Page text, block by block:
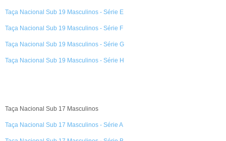
Taça Nacional Sub 19 Masculinos - Série E
Taça Nacional Sub 19 Masculinos - Série F
Taça Nacional Sub 19 Masculinos - Série G
Taça Nacional Sub 19 Masculinos - Série H
Taça Nacional Sub 17 Masculinos
Taça Nacional Sub 17 Masculinos - Série A